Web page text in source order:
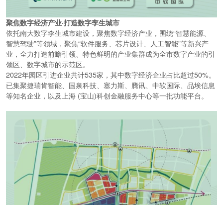
聚焦数字经济产业·打造数字孪生城市
依托南大数字李生城市建设，聚焦数字经济产业，围绕“智慧能源、
智慧驾驶”等领域，聚焦“软件服务、芯片设计、人工智能”等新兴产
业，全力打造前瞻引领、特色鲜明的产业集群成为全市数字产业的引
领区、数字城市的示范区。
2022年园区引进企业共计535家，其中数字经济企业占比超过50%。
已集聚捷瑞肯智能、国泉科技、塞力斯、腾讯、中软国际、品埃信息
等知名企业，以及上海 (宝山)科创金融服务中心等一批功能平台。